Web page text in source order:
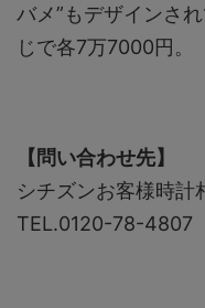
バメ”もデザインさ
じで各7万7000円。
【問い合わせ先】
シチズンお客様時計
TEL.0120-78-4807